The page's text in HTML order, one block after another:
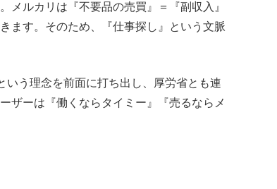
メルカリは『不要品の売買』＝『副収入』
ます。そのため、『仕事探し』という文脈
う理念を前面に打ち出し、厚労省とも連
ザーは『働くならタイミー』『売るならメ